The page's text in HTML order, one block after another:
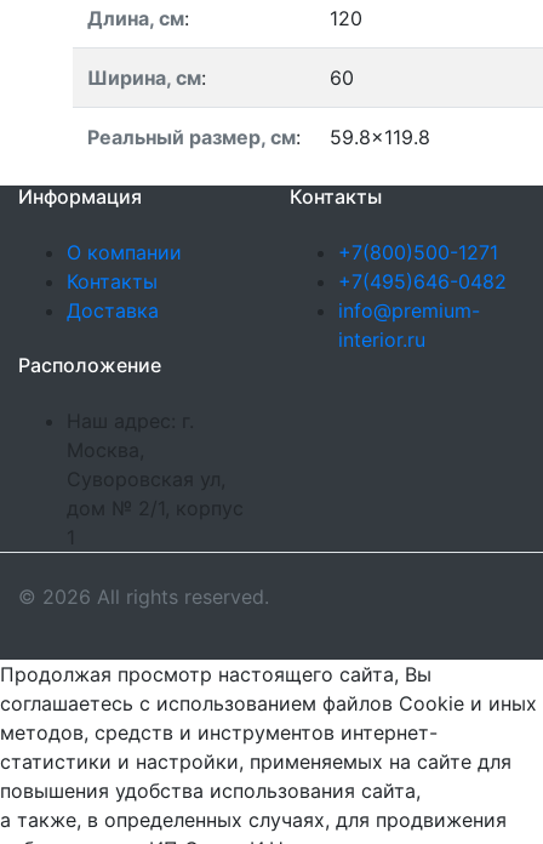
Длина, см: 120
Ширина, см: 60
Реальный размер, см: 59.8x119.8
Информация
О компании
Контакты
Доставка
Контакты
+7(800)500-1271
+7(495)646-0482
info@premium-
interior.ru
Расположение
Наш адрес: г.
Москва,
Суворовская ул,
дом № 2/1, корпус
© 2026 All rights reserved.
Продолжая просмотр настоящего сайта, Вы
соглашаетесь с использованием файлов Cookie и иных
методов, средств и инструментов интернет-
статистики и настройки, применяемых на сайте для
повышения удобства использования сайта,
а также, в определенных случаях, для продвижения